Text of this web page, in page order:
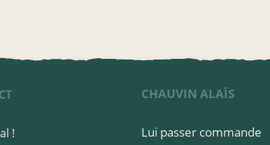
!
CHAUVIN ALAÏS
Lui passer commande